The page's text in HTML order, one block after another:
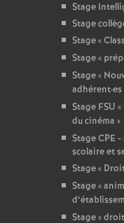
Stage
Stage
Stage «
Stage «
Stage «
adhérent·es
Stage FSU «
du cinéma »
Stage CPE
scolaire et
Stage «
Stage «
Stage «